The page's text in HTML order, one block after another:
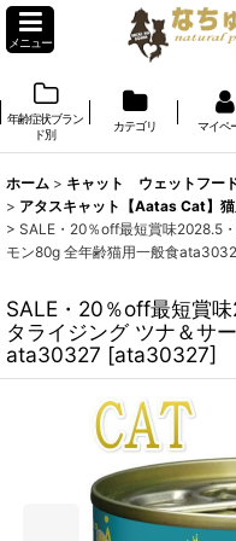
メニュー
年齢症状ブラン
ド別
カテゴリ マイペ
ホーム > キャット ウェットフー
> アタスキャット【Aatas Cat】猫
> SALE・20％off最短賞味2028.5
モン80g 全年齢猫用一般食
SALE・20％off最短賞
タライジング ツナ＆サ
ata30327 [ata30327]